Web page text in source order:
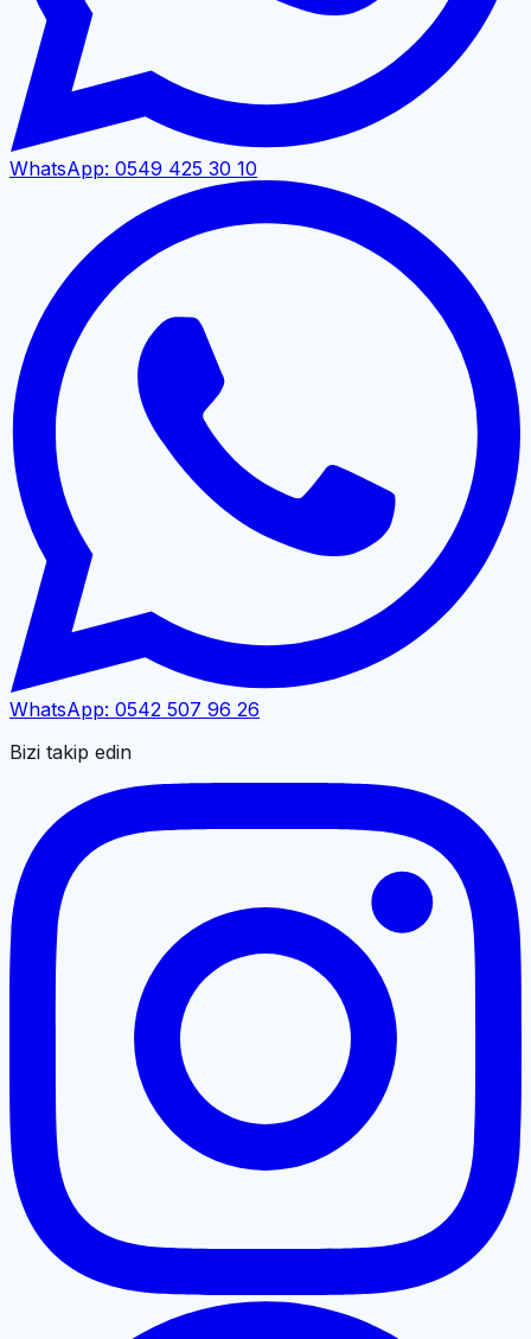
WhatsApp: 0549 425 30 10
WhatsApp: 0542 507 96 26
Bizi takip edin